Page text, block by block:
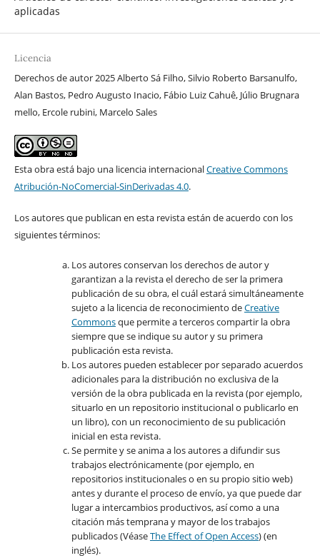
aplicadas
Licencia
Derechos de autor 2025 Alberto Sá Filho, Silvio Roberto Barsanulfo,
Alan Bastos, Pedro Augusto Inacio, Fábio Luiz Cahuê, Júlio Brugnara
mello, Ercole rubini, Marcelo Sales
Esta obra está bajo una licencia internacionalCreative Commons
Atribución-NoComercial-SinDerivadas 4.0.
Los autores que publican en esta revista están de acuerdo con los
siguientes términos:
Los autores conservan los derechos de autor y
garantizan a la revista el derecho de ser la primera
publicación de su obra, el cuál estará simultáneamente
sujeto a la licencia de reconocimiento deCreative
Commonsque permite a terceros compartir la obra
siempre que se indique su autor y su primera
publicación esta revista.
Los autores pueden establecer por separado acuerdos
adicionales para la distribución no exclusiva de la
versión de la obra publicada en la revista (por ejemplo,
situarlo en un repositorio institucional o publicarlo en
un libro), con un reconocimiento de su publicación
inicial en esta revista.
Se permite y se anima a los autores a difundir sus
trabajos electrónicamente (por ejemplo, en
repositorios institucionales o en su propio sitio web)
antes y durante el proceso de envío, ya que puede dar
lugar a intercambios productivos, así como a una
citación más temprana y mayor de los trabajos
publicados (VéaseThe Effect of Open Access) (en
inglés).